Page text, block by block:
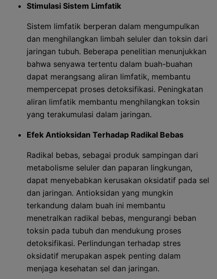
Stimulasi Sistem Limfatik
Sistem limfatik berperan dalam mengumpulkan
dan menghilangkan limbah seluler dan toksin dari
jaringan tubuh. Beberapa penelitian menunjukkan
bahwa senyawa tertentu dalam buah-buahan
dapat merangsang aliran limfatik, membantu
mempercepat proses detoksifikasi. Peningkatan
aliran limfatik membantu menghilangkan toksin
yang terakumulasi dalam jaringan.
Efek Antioksidan Terhadap Radikal Bebas
Radikal bebas, sebagai produk sampingan dari
metabolisme seluler dan paparan lingkungan,
dapat menyebabkan kerusakan oksidatif pada sel
dan jaringan. Antioksidan yang mungkin
terkandung dalam buah ini membantu
menetralkan radikal bebas, mengurangi beban
toksin pada tubuh dan mendukung proses
detoksifikasi. Perlindungan terhadap stres
oksidatif merupakan aspek penting dalam
menjaga kesehatan sel dan jaringan.